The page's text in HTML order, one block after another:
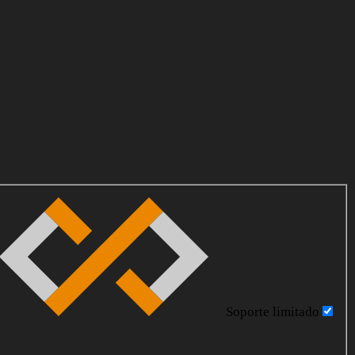
Soporte limitado